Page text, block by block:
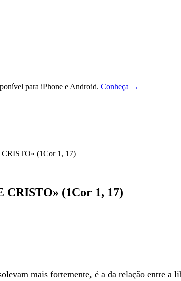
para iPhone e Android. Conheça →
(1Cor 1, 17)
CRISTO» (1Cor 1, 17)
mais fortemente, é a da relação entre a